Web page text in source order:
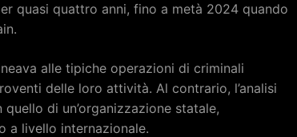
quasi quattro anni, fino a metà 2024 quando
alle tipiche operazioni di criminali
delle loro attività. Al contrario, l’analisi
di un’organizzazione statale,
a livello internazionale.